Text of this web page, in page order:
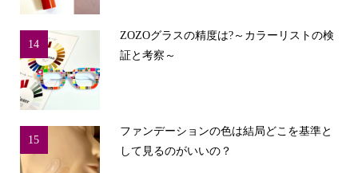
14
ZOZOグラスの精度は?～カラーリストの検
証と考察～
15
ファンデーションの色は結局どこを基準と
して見るのがいいの？